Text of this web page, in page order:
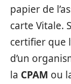
papier de
carte Vitale.
certifier que
d’un
la CPAM ou